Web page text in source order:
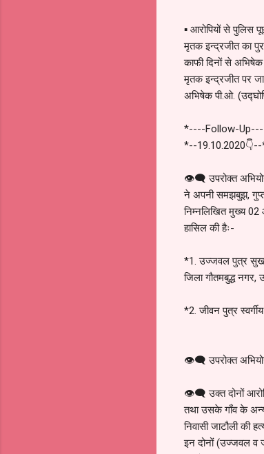
▪ आरोपियों से पुलिस
मृतक इन्द्रजीत का
काफी दिनों से
मृतक इन्द्रजीत पर
अभिषेक पी.ओ.
*----Follow-
*--
👁️‍🗨️ उपरोक्त अभियोग
ने अपनी समझबुझ,
निम्नलिखित मुख्य
हासिल की हैः-
*1. उज्जवल पुत्र
जिला गौतमबुद्ध नगर,
*2. जीवन पुत्र
👁️‍🗨️ उपरोक्त अभियोग
👁️‍🗨️ उक्त दोनों
तथा उसके गाँव के अन्य
निवासी जाटौली की
इन दोनों (उज्जवल व